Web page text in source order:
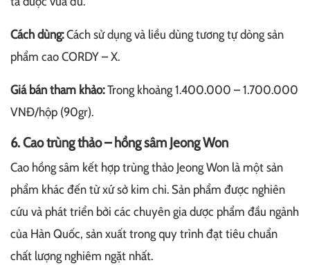
Cách dùng:Cách sử dụng và liều dùng tương tự dòng sản
phẩm cao CORDY – X.
Giá bán tham khảo:Trong khoảng 1.400.000 – 1.700.000
VNĐ/hộp (90gr).
6. Cao trùng thảo – hồng sâm Jeong Won
Cao hồng sâm kết hợp trùng thảo Jeong Won là một sản
phẩm khác đến từ xứ sở kim chi. Sản phẩm được nghiên
cứu và phát triển bởi các chuyên gia dược phẩm đầu ngành
của Hàn Quốc, sản xuất trong quy trình đạt tiêu chuẩn
chất lượng nghiêm ngặt nhất.